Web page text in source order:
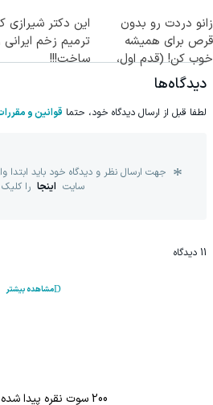
زانو دردت رو بدون
قرص برای همیشه
خوب کن! (قدم اول،
پرسش‌نامه)
این دکتر شیرازی
ترمیم زخم ایرانی
ساخت!!!
دیدگاه‌ها
لطفا قبل از ارسال دیدگاه خود، حتما قوانین و
جهت ارسال نظر و دیدگاه خود باید
سایت اینجا را
11 دیدگاه
مشاهده بیشتر
200 سوت نقره پیدا شده برای تو!!!